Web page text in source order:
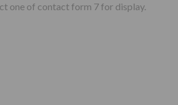
one of contact form 7 for display.